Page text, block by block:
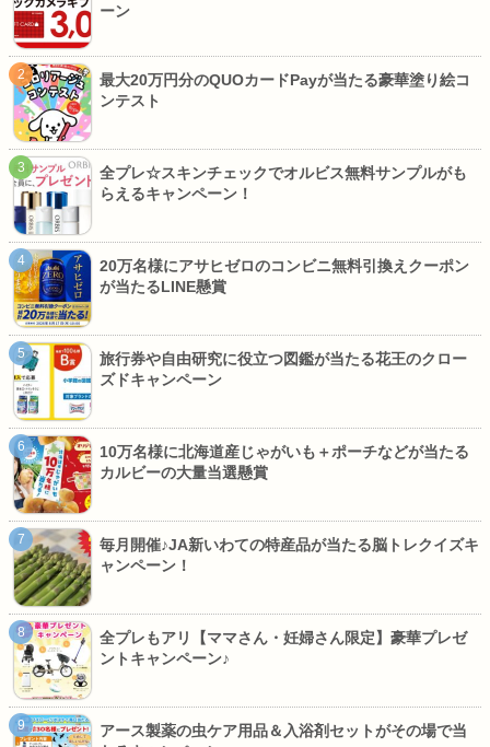
ーン
最大20万円分のQUOカードPayが当たる豪華塗り絵コ
ンテスト
全プレ☆スキンチェックでオルビス無料サンプルがも
らえるキャンペーン！
20万名様にアサヒゼロのコンビニ無料引換えクーポン
が当たるLINE懸賞
旅行券や自由研究に役立つ図鑑が当たる花王のクロー
ズドキャンペーン
10万名様に北海道産じゃがいも＋ポーチなどが当たる
カルビーの大量当選懸賞
毎月開催♪JA新いわての特産品が当たる脳トレクイズキ
ャンペーン！
全プレもアリ【ママさん・妊婦さん限定】豪華プレゼ
ントキャンペーン♪
アース製薬の虫ケア用品＆入浴剤セットがその場で当